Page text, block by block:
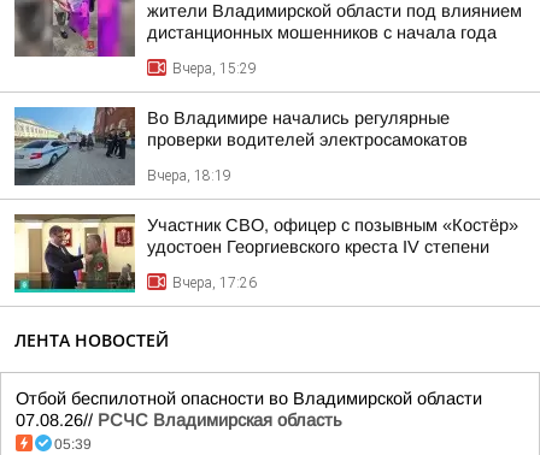
жители Владимирской области под влиянием
дистанционных мошенников с начала года
Вчера, 15:29
Во Владимире начались регулярные
проверки водителей электросамокатов
Вчера, 18:19
Участник СВО, офицер с позывным «Костёр»
удостоен Георгиевского креста IV степени
Вчера, 17:26
ЛЕНТА НОВОСТЕЙ
Отбой беспилотной опасности во Владимирской области
07.08.26// РСЧС Владимирская область
05:39